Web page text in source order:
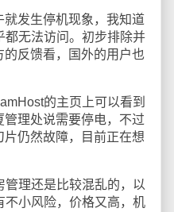
发生停机现象，我知道
都无法访问。初步排除并
反馈看，国外的用户也
的主页上可以看到
理处说需要停电，不过
仍然故障，目前正在想
理还是比较混乱的，以
不小风险，价格又高，机